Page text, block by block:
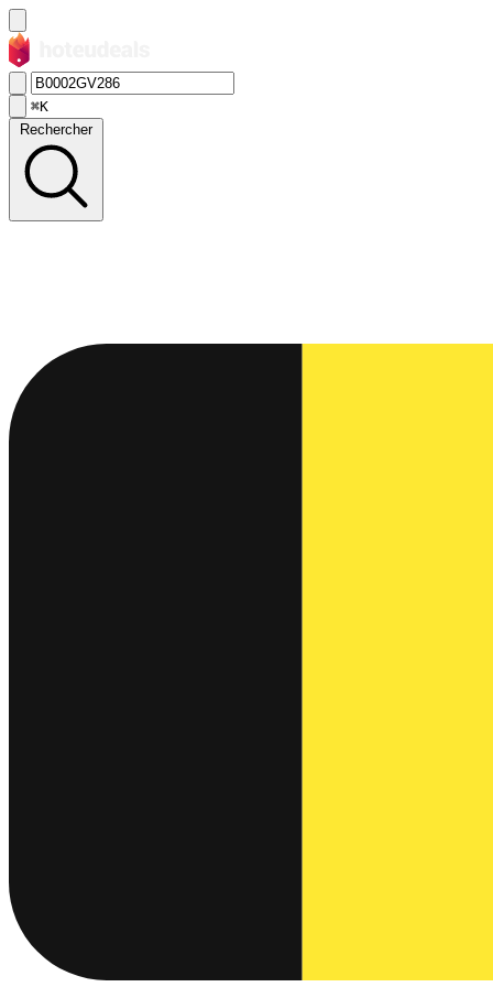
⌘K
Rechercher